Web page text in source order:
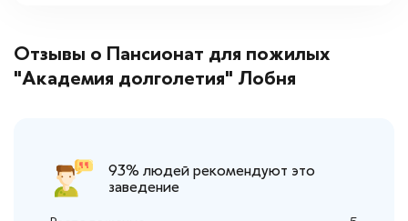
Отзывы о Пансионат для пожилых
"Академия долголетия" Лобня
93% людей рекомендуют это
заведение